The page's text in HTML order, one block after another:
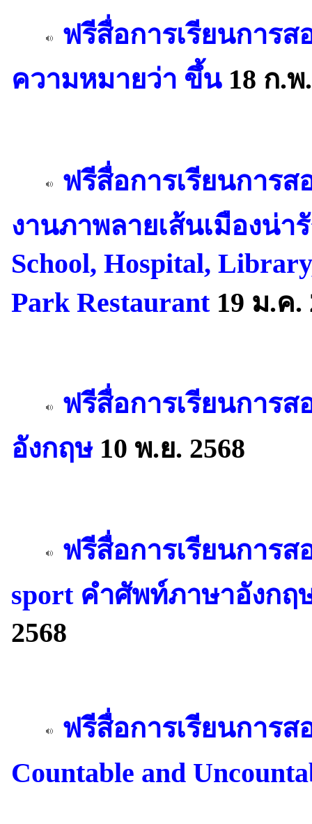
ฟรีสื่อการเรียนการ
ความหมายว่า ขึ้น18 ก.พ
ฟรีสื่อการเรียนการส
งานภาพลายเส้นเมืองน่
School, Hospital,
Park Restaurant19 ม.ค.
ฟรีสื่อการเรียนการ
อังกฤษ10 พ.ย. 2568
ฟรีสื่อการเรียนการส
sport คำศัพท์ภาษาอังก
2568
ฟรีสื่อการเรียนการ
Countable and